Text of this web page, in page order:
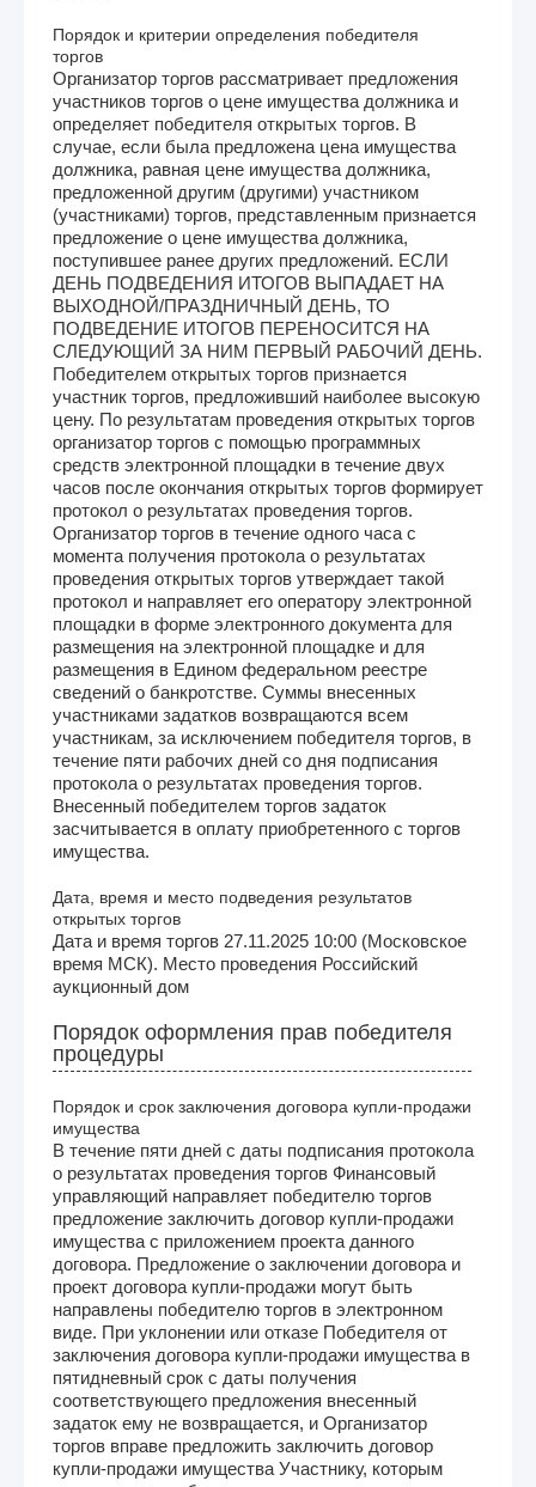
Порядок и критерии определения победителя
торгов
Организатор торгов рассматривает предложения
участников торгов о цене имущества должника и
определяет победителя открытых торгов. В
случае, если была предложена цена имущества
должника, равная цене имущества должника,
предложенной другим (другими) участником
(участниками) торгов, представленным признается
предложение о цене имущества должника,
поступившее ранее других предложений. ЕСЛИ
ДЕНЬ ПОДВЕДЕНИЯ ИТОГОВ ВЫПАДАЕТ НА
ВЫХОДНОЙ/ПРАЗДНИЧНЫЙ ДЕНЬ, ТО
ПОДВЕДЕНИЕ ИТОГОВ ПЕРЕНОСИТСЯ НА
СЛЕДУЮЩИЙ ЗА НИМ ПЕРВЫЙ РАБОЧИЙ ДЕНЬ.
Победителем открытых торгов признается
участник торгов, предложивший наиболее высокую
цену. По результатам проведения открытых торгов
организатор торгов с помощью программных
средств электронной площадки в течение двух
часов после окончания открытых торгов формирует
протокол о результатах проведения торгов.
Организатор торгов в течение одного часа с
момента получения протокола о результатах
проведения открытых торгов утверждает такой
протокол и направляет его оператору электронной
площадки в форме электронного документа для
размещения на электронной площадке и для
размещения в Едином федеральном реестре
сведений о банкротстве. Суммы внесенных
участниками задатков возвращаются всем
участникам, за исключением победителя торгов, в
течение пяти рабочих дней со дня подписания
протокола о результатах проведения торгов.
Внесенный победителем торгов задаток
засчитывается в оплату приобретенного с торгов
имущества.
Дата, время и место подведения результатов
открытых торгов
Дата и время торгов 27.11.2025 10:00 (Московское
время МСК). Место проведения Российский
аукционный дом
Порядок оформления прав победителя
процедуры
Порядок и срок заключения договора купли-продажи
имущества
В течение пяти дней с даты подписания протокола
о результатах проведения торгов Финансовый
управляющий направляет победителю торгов
предложение заключить договор купли-продажи
имущества с приложением проекта данного
договора. Предложение о заключении договора и
проект договора купли-продажи могут быть
направлены победителю торгов в электронном
виде. При уклонении или отказе Победителя от
заключения договора купли-продажи имущества в
пятидневный срок с даты получения
соответствующего предложения внесенный
задаток ему не возвращается, и Организатор
торгов вправе предложить заключить договор
купли-продажи имущества Участнику, которым